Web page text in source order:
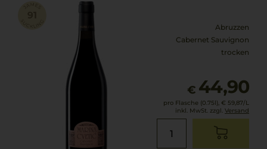
Abruzzen
Cabernet Sauvignon
trocken
€ 44,90
pro Flasche (0.75l), € 59,87/L
inkl. MwSt. zzgl. Versand